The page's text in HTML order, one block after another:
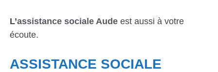
L’assistance sociale Aude est aussi à votre
écoute.
ASSISTANCE SOCIALE